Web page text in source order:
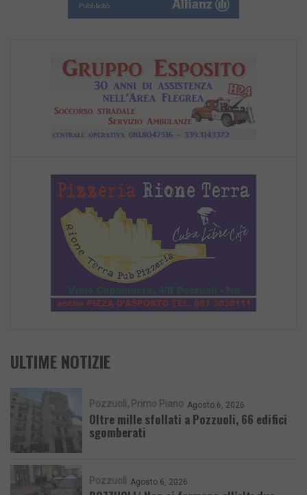
ULTIME NOTIZIE
Pozzuoli Primo Piano Agosto 6, 2026
Oltre mille sfollati a Pozzuoli, 66 edifici
sgomberati
Pozzuoli Agosto 6, 2026